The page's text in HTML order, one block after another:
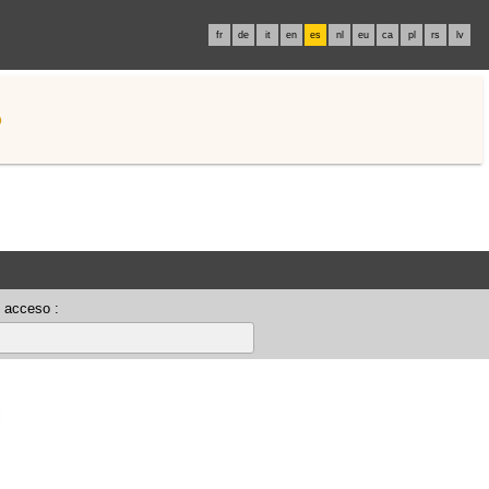
fr de it en es nl eu ca pl rs lv
acceso :